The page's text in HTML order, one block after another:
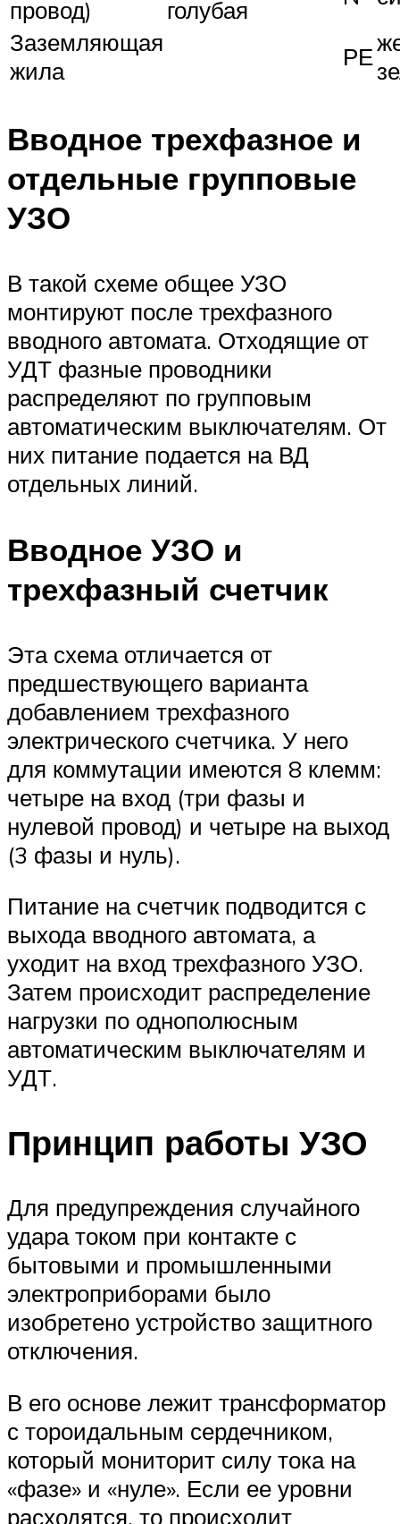
провод) голубая
Заземляющая
жила
РЕ
Вводное трехфазное и
отдельные групповые
УЗО
В такой схеме общее УЗО
монтируют после трехфазного
вводного автомата. Отходящие от
УДТ фазные проводники
распределяют по групповым
автоматическим выключателям. От
них питание подается на ВД
отдельных линий.
Вводное УЗО и
трехфазный счетчик
Эта схема отличается от
предшествующего варианта
добавлением трехфазного
электрического счетчика. У него
для коммутации имеются 8 клемм:
четыре на вход (три фазы и
нулевой провод) и четыре на выход
(3 фазы и нуль).
Питание на счетчик подводится с
выхода вводного автомата, а
уходит на вход трехфазного УЗО.
Затем происходит распределение
нагрузки по однополюсным
автоматическим выключателям и
УДТ.
Принцип работы УЗО
Для предупреждения случайного
удара током при контакте с
бытовыми и промышленными
электроприборами было
изобретено устройство защитного
отключения.
В его основе лежит трансформатор
с тороидальным сердечником,
который мониторит силу тока на
«фазе» и «нуле». Если ее уровни
расходятся, то происходит